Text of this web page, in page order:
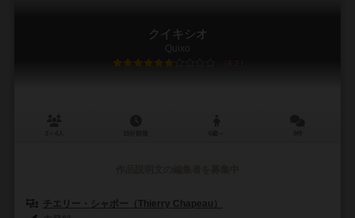
クイキシオ
Quixo
6.2
チエリー・シャポー（Thierry Chapeau）